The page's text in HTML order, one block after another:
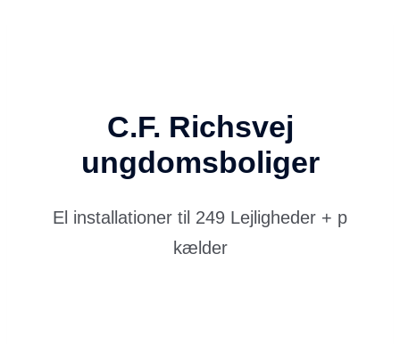
C.F. Richsvej
ungdomsboliger
El installationer til 249 Lejligheder + p
kælder